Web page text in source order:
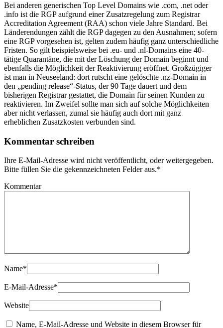
Bei anderen generischen Top Level Domains wie .com, .net oder
.info ist die RGP aufgrund einer Zusatzregelung zum Registrar
Accreditation Agreement (RAA) schon viele Jahre Standard. Bei
Länderendungen zählt die RGP dagegen zu den Ausnahmen; sofern
eine RGP vorgesehen ist, gelten zudem häufig ganz unterschiedliche
Fristen. So gilt beispielsweise bei .eu- und .nl-Domains eine 40-
tätige Quarantäne, die mit der Löschung der Domain beginnt und
ebenfalls die Möglichkeit der Reaktivierung eröffnet. Großzügiger
ist man in Neuseeland: dort rutscht eine gelöschte .nz-Domain in
den „pending release“-Status, der 90 Tage dauert und dem
bisherigen Registrar gestattet, die Domain für seinen Kunden zu
reaktivieren. Im Zweifel sollte man sich auf solche Möglichkeiten
aber nicht verlassen, zumal sie häufig auch dort mit ganz
erheblichen Zusatzkosten verbunden sind.
Kommentar schreiben
Ihre E-Mail-Adresse wird nicht veröffentlicht, oder weitergegeben.
Bitte füllen Sie die gekennzeichneten Felder aus.*
Kommentar
Name*
E-Mail-Adresse*
Website
Name, E-Mail-Adresse und Website in diesem Browser für